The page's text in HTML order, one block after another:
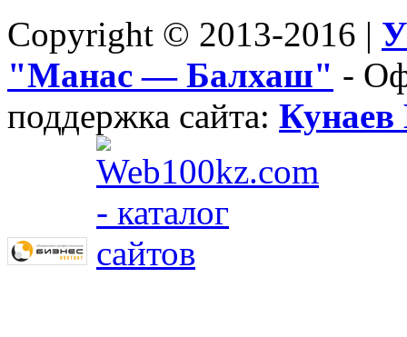
Copyright © 2013-2016 |
"Манас — Балхаш" -
поддержка сайта: Кунаев